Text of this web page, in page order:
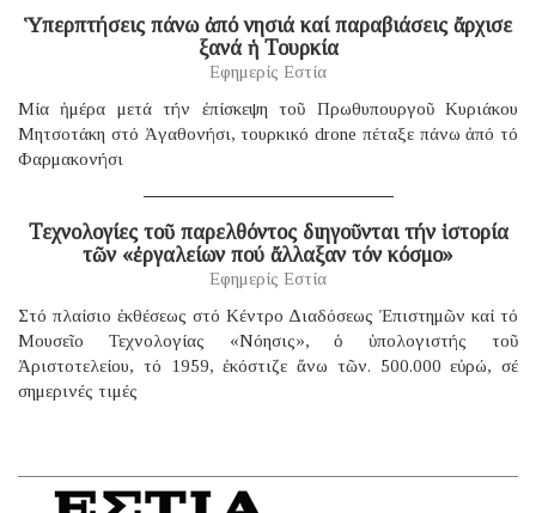
Ὑπερπτήσεις πάνω ἀπό νησιά καί παραβιάσεις ἄρχισε
ξανά ἡ Τουρκία
Εφημερίς Εστία
Μία ἡμέρα μετά τήν ἐπίσκεψη τοῦ Πρωθυπουργοῦ Κυριάκου
Μητσοτάκη στό Ἀγαθονήσι, τουρκικό drone πέταξε πάνω ἀπό τό
Φαρμακονήσι
Τεχνολογίες τοῦ παρελθόντος διηγοῦνται τήν ἱστορία
τῶν «ἐργαλείων πού ἄλλαξαν τόν κόσμο»
Εφημερίς Εστία
Στό πλαίσιο ἐκθέσεως στό Κέντρο Διαδόσεως Ἐπιστημῶν καί τό
Μουσεῖο Τεχνολογίας «Νόησις», ὁ ὑπολογιστής τοῦ
Ἀριστοτελείου, τό 1959, ἐκόστιζε ἄνω τῶν. 500.000 εὐρώ, σέ
σημερινές τιμές